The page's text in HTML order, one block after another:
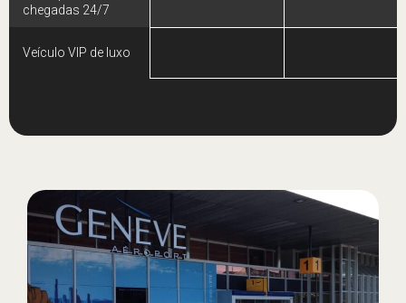
chegadas 24/7
Veículo VIP de luxo